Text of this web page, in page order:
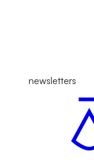
newsletters